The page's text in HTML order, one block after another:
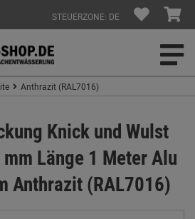
STEUERZONE: DE
Anthrazit (RAL7016)
Knick und Wulst
Länge 1 Meter Alu
Anthrazit (RAL7016)